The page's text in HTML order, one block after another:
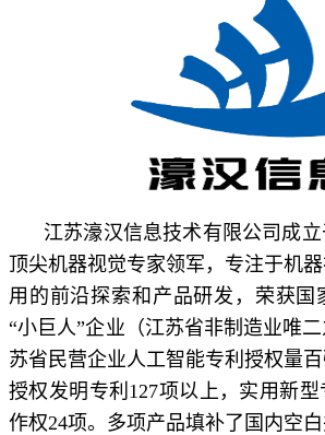
江苏濠汉信息技术有限公司成
顶尖机器视觉专家领军，专注于机
用的前沿探索和产品研发，荣获国
“小巨人”企业（江苏省非制造业唯
苏省民营企业人工智能专利授权量
授权发明专利127项以上，实用新
作权24项。多项产品填补了国内空